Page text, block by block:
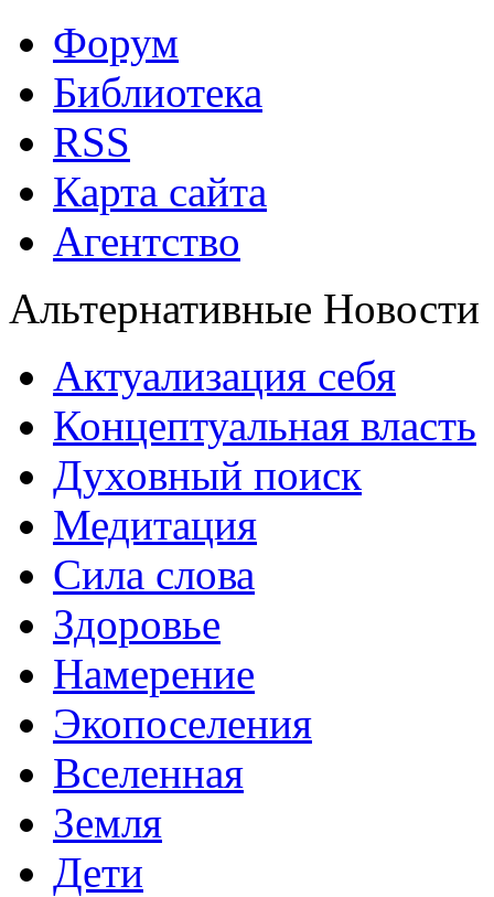
Форум
Библиотека
RSS
Карта сайта
Агентство
Альтернативные Новости
Актуализация себя
Концептуальная власть
Духовный поиск
Медитация
Сила слова
Здоровье
Намерение
Экопоселения
Вселенная
Земля
Дети